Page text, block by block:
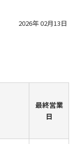
2026年 02月13日
最終営業
日